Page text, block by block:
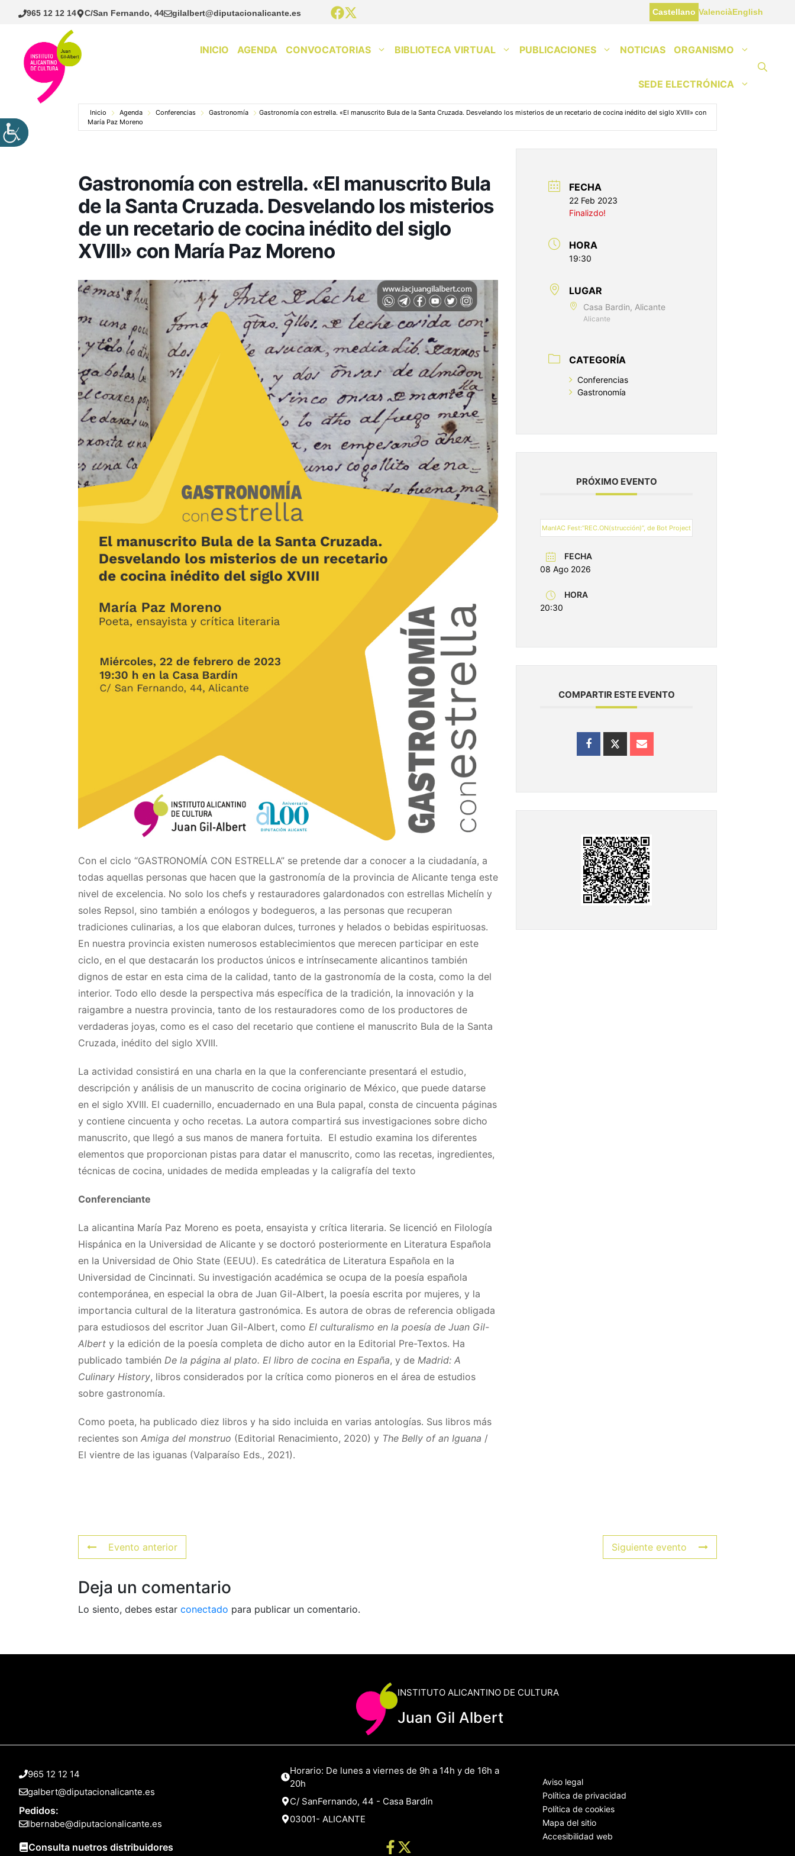
Saltar
965 12 12 14 C/San Fernando, 44 gilalbert@diputacionalicante.es Castellano ValenciàEnglish
INICIO AGENDA CONVOCATORIAS BIBLIOTECA VIRTUAL PUBLICACIONES NOTICIAS ORGANISMO
SEDE ELECTRÓNICA
Inicio Agenda Conferencias Gastronomía
Gastronomía con estrella. «El manuscrito Bula de la Santa Cruzada. Desvelando los misterios de un recetario de cocina inédito del siglo XVIII» con
María Paz Moreno
Gastronomía con estrella. «El manuscrito Bula
de la Santa Cruzada. Desvelando los misterios
de un recetario de cocina inédito del siglo
XVIII» con María Paz Moreno
Con el ciclo “GASTRONOMÍA CON ESTRELLA” se pretende dar a conocer a la ciudadanía, a
todas aquellas personas que hacen que la gastronomía de la provincia de Alicante tenga este
nivel de excelencia. No solo los chefs y restauradores galardonados con estrellas Michelín y
soles Repsol, sino también a enólogos y bodegueros, a las personas que recuperan
tradiciones culinarias, a los que elaboran dulces, turrones y helados o bebidas espirituosas.
En nuestra provincia existen numerosos establecimientos que merecen participar en este
ciclo, en el que destacarán los productos únicos e intrínsecamente alicantinos también
dignos de estar en esta cima de la calidad, tanto de la gastronomía de la costa, como la del
interior. Todo ello desde la perspectiva más específica de la tradición, la innovación y la
raigambre a nuestra provincia, tanto de los restauradores como de los productores de
verdaderas joyas, como es el caso del recetario que contiene el manuscrito Bula de la Santa
Cruzada, inédito del siglo XVIII.
La actividad consistirá en una charla en la que la conferenciante presentará el estudio,
descripción y análisis de un manuscrito de cocina originario de México, que puede datarse
en el siglo XVIII. El cuadernillo, encuadernado en una Bula papal, consta de cincuenta páginas
y contiene cincuenta y ocho recetas. La autora compartirá sus investigaciones sobre dicho
manuscrito, que llegó a sus manos de manera fortuita. El estudio examina los diferentes
elementos que proporcionan pistas para datar el manuscrito, como las recetas, ingredientes,
técnicas de cocina, unidades de medida empleadas y la caligrafía del texto
Conferenciante
La alicantina María Paz Moreno es poeta, ensayista y crítica literaria. Se licenció en Filología
Hispánica en la Universidad de Alicante y se doctoró posteriormente en Literatura Española
en la Universidad de Ohio State (EEUU). Es catedrática de Literatura Española en la
Universidad de Cincinnati. Su investigación académica se ocupa de la poesía española
contemporánea, en especial la obra de Juan Gil-Albert, la poesía escrita por mujeres, y la
importancia cultural de la literatura gastronómica. Es autora de obras de referencia obligada
para estudiosos del escritor Juan Gil-Albert, como El culturalismo en la poesía de Juan Gil-
Albert y la edición de la poesía completa de dicho autor en la Editorial Pre-Textos. Ha
publicado también De la página al plato. El libro de cocina en España, y de Madrid: A
Culinary History, libros considerados por la crítica como pioneros en el área de estudios
sobre gastronomía.
Como poeta, ha publicado diez libros y ha sido incluida en varias antologías. Sus libros más
recientes son Amiga del monstruo (Editorial Renacimiento, 2020) y The Belly of an Iguana /
El vientre de las iguanas (Valparaíso Eds., 2021).
FECHA
22 Feb 2023
Finalizdo!
HORA
19:30
LUGAR
Casa Bardin, Alicante
Alicante
CATEGORÍA
Conferencias
Gastronomía
PRÓXIMO EVENTO
ManIAC Fest:“REC.ON(strucción)”, de Bot Project
FECHA
08 Ago 2026
HORA
20:30
COMPARTIR ESTE EVENTO
Evento anterior Siguiente evento
Deja un comentario
Lo siento, debes estar conectado para publicar un comentario.
INSTITUTO ALICANTINO DE CULTURA
Juan Gil Albert
965 12 12 14
galbert@diputacionalicante.es
Pedidos:
lbernabe@diputacionalicante.es
Consulta nuetros distribuidores
Horario: De lunes a viernes de 9h a 14h y de 16h a
20h
C/ SanFernando, 44 - Casa Bardín
03001- ALICANTE
Aviso legal
Política de privacidad
Política de cookies
Mapa del sitio
Accesibilidad web